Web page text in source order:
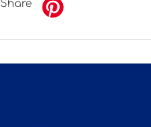
Share